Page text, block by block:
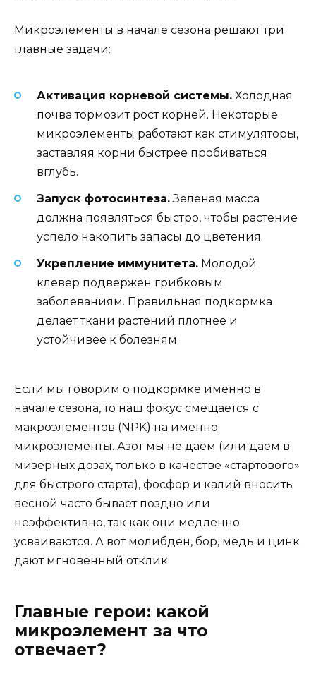
Микроэлементы в начале сезона решают три
главные задачи:
Активация корневой системы. Холодная
почва тормозит рост корней. Некоторые
микроэлементы работают как стимуляторы,
заставляя корни быстрее пробиваться
вглубь.
Запуск фотосинтеза.Зеленая масса
должна появляться быстро, чтобы растение
успело накопить запасы до цветения.
Укрепление иммунитета. Молодой
клевер подвержен грибковым
заболеваниям. Правильная подкормка
делает ткани растений плотнее и
устойчивее к болезням.
Если мы говорим о подкормке именно в
начале сезона, то наш фокус смещается с
макроэлементов (NPK) на именно
микроэлементы. Азот мы не даем (или даем в
мизерных дозах, только в качестве «стартового»
для быстрого старта), фосфор и калий вносить
весной часто бывает поздно или
неэффективно, так как они медленно
усваиваются. А вот молибден, бор, медь и цинк
дают мгновенный отклик.
Главные герои: какой
микроэлемент за что
отвечает?